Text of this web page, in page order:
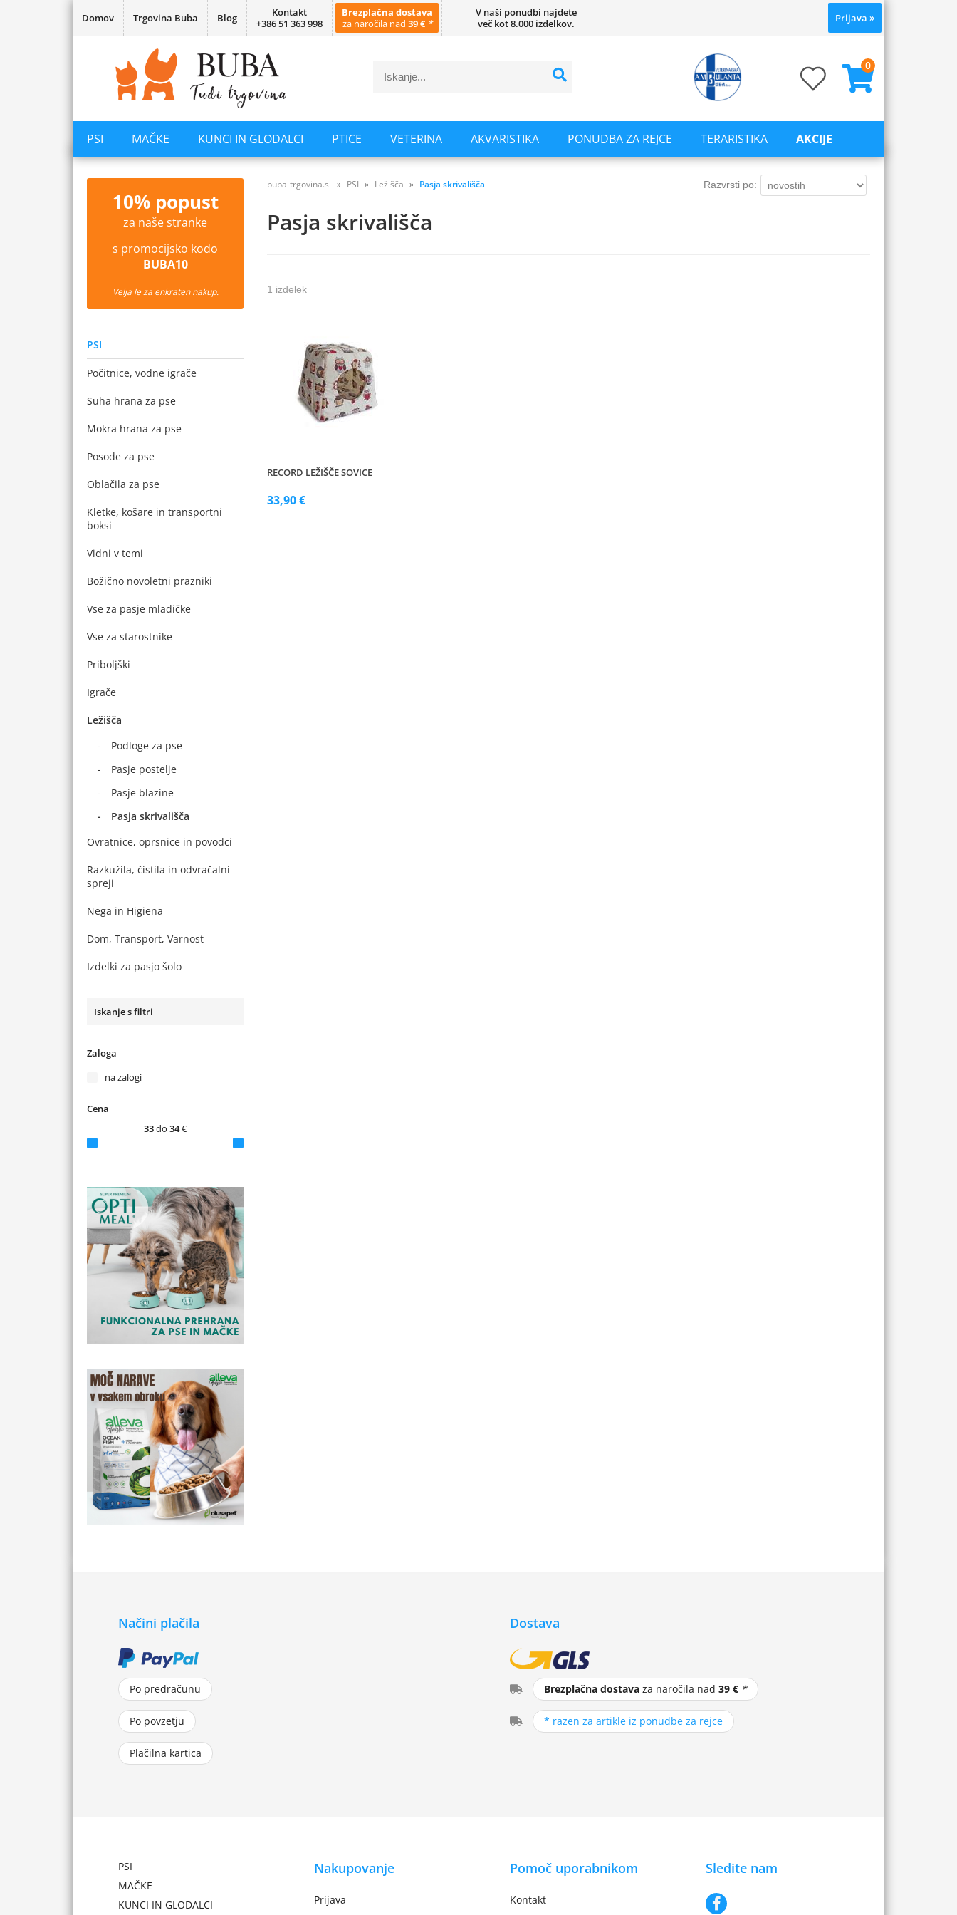
Domov Trgovina Buba Blog
Kontakt
+386 51 363 998
Brezplačna dostava
za naročila nad 39 € *
V naši ponudbi najdete
več kot 8.000 izdelkov.
Prijava »
0
PSI MAČKE KUNCI IN GLODALCI PTICE VETERINA AKVARISTIKA PONUDBA ZA REJCE TERARISTIKA AKCIJE
10% popust
za naše stranke
s promocijsko kodo
BUBA10
Velja le za enkraten nakup.
PSI
Počitnice, vodne igrače
Suha hrana za pse
Mokra hrana za pse
Posode za pse
Oblačila za pse
Kletke, košare in transportni
boksi
Vidni v temi
Božično novoletni prazniki
Vse za pasje mladičke
Vse za starostnike
Priboljški
Igrače
Ležišča
Podloge za pse
Pasje postelje
Pasje blazine
Pasja skrivališča
Ovratnice, oprsnice in povodci
Razkužila, čistila in odvračalni
spreji
Nega in Higiena
Dom, Transport, Varnost
Izdelki za pasjo šolo
Iskanje s filtri
Zaloga
na zalogi
Cena
33do 34€
buba-trgovina.si PSI Ležišča Pasja skrivališča Razvrsti po:
Pasja skrivališča
1 izdelek
RECORD LEŽIŠČE SOVICE
33,90 €
Načini plačila
Po predračunu
Po povzetju
Plačilna kartica
Dostava
Brezplačna dostavaza naročila nad 39 € *
* razen za artikle iz ponudbe za rejce
PSI
MAČKE
KUNCI IN GLODALCI
Nakupovanje
Prijava
Pomoč uporabnikom
Kontakt
Sledite nam